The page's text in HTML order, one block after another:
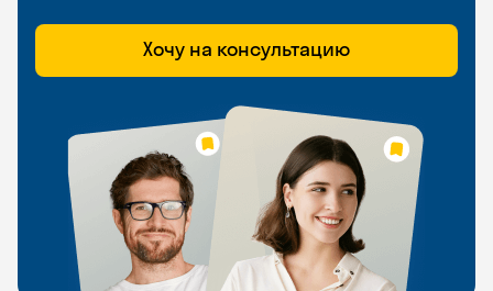
Хочу на консультацию